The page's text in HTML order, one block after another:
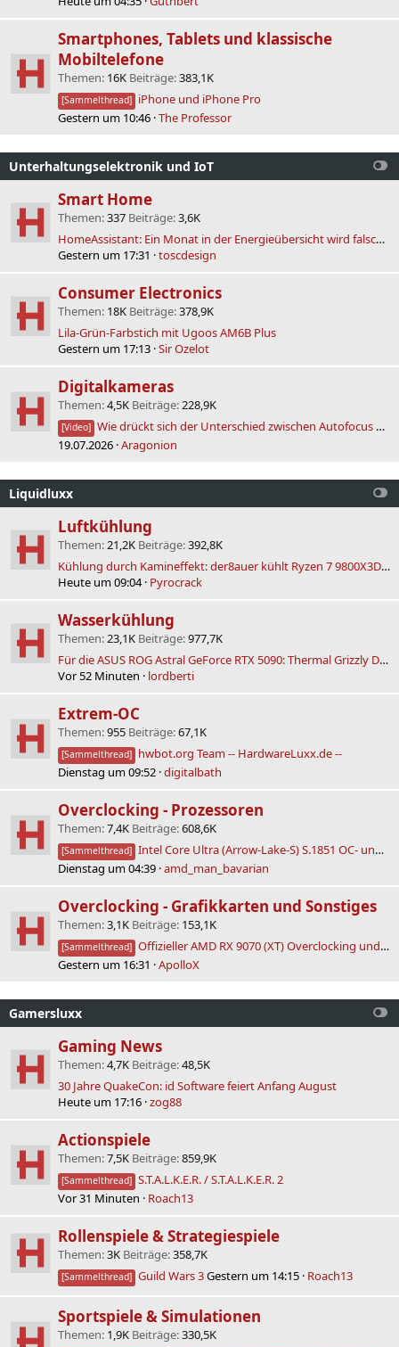
Smartphones, Tablets und klassische
Mobiltelefone
Themen 16K Beiträge 383,1K
[Sammelthread] iPhone und iPhone Pro
Gestern um 10:46 The Professor
Unterhaltungselektronik und IoT
Smart Home
Themen 337 Beiträge 3,6K
HomeAssistant: Ein Monat in der Energieübersicht wird falsch berechnet
Gestern um 17:31
toscdesign
Consumer Electronics
Themen 18K Beiträge 378,9K
Lila-Grün-Farbstich mit Ugoos AM6B Plus
Gestern um 17:13 Sir Ozelot
Digitalkameras
Themen 4,5K Beiträge 228,9K
[Video] Wie drückt sich der Unterschied zwischen Autofocus ON / Off aus in einer GoPro Mission 1 Pro ILS ?
19.07.2026 Aragonion
Liquidluxx
Luftkühlung
Themen 21,2K Beiträge 392,8K
Kühlung durch Kamineffekt: der8auer kühlt Ryzen 7 9800X3D passiv mit Kühlturm
Heute um 09:04 Pyrocrack
Wasserkühlung
Themen 23,1K Beiträge 977,7K
Für die ASUS ROG Astral GeForce RTX 5090: Thermal Grizzly Deltamate GPU-Block im Test
Vor 52 Minuten
lordberti
Extrem-OC
Themen 955 Beiträge 67,1K
[Sammelthread] hwbot.org Team -- HardwareLuxx.de --
Dienstag um 09:52 digitalbath
Overclocking - Prozessoren
Themen 7,4K Beiträge 608,6K
[Sammelthread] Intel Core Ultra (Arrow-Lake-S) S.1851 OC- und Laberthread
Dienstag um 04:39 amd_man_bavarian
Overclocking - Grafikkarten und Sonstiges
Themen 3,1K Beiträge 153,1K
[Sammelthread] Offizieller AMD RX 9070 (XT) Overclocking und Modding Thread
Gestern um 16:31
ApolloX
Gamersluxx
Gaming News
Themen 4,7K Beiträge 48,5K
30 Jahre QuakeCon: id Software feiert Anfang August
Heute um 17:16 zog88
Actionspiele
Themen 7,5K Beiträge 859,9K
[Sammelthread] S.T.A.L.K.E.R. / S.T.A.L.K.E.R. 2
Vor 31 Minuten
Roach13
Rollenspiele & Strategiespiele
Themen 3K Beiträge 358,7K
[Sammelthread] Guild Wars 3Gestern um 14:15 Roach13
Sportspiele & Simulationen
Themen 1,9K Beiträge 330,5K